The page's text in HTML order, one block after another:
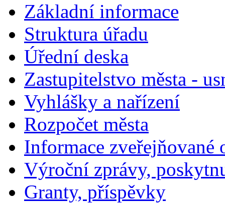
Základní informace
Struktura úřadu
Úřední deska
Zastupitelstvo města -
Vyhlášky a nařízení
Rozpočet města
Informace zveřejňované
Výroční zprávy,
Granty, příspěvky